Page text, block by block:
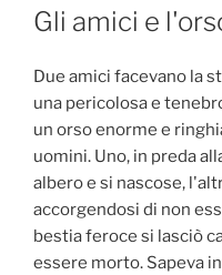
IL
Gli amici e
Due amici facevano la
una pericolosa e
un orso enorme e
uomini. Uno, in preda
albero e si nascose,
accorgendosi di non
bestia feroce si lasciò
essere morto. Sapeva